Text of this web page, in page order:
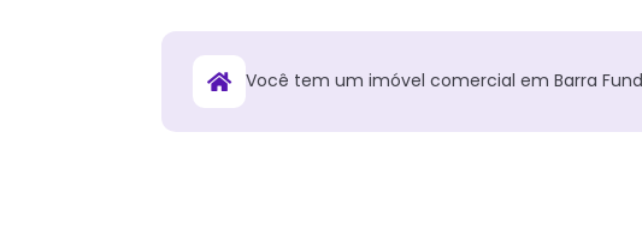
Você tem um imóvel comercial em Barra